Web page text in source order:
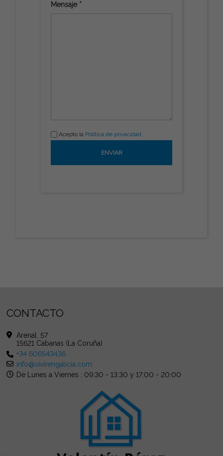
Mensaje *
Acepto la Política de privacidad.
CONTACTO
Arenal, 57
15621 Cabanas (La Coruña)
+34 606543436
info@vivirengalicia.com
De Lunes a Viernes : 09:30 - 13:30 y 17:00 - 20:00